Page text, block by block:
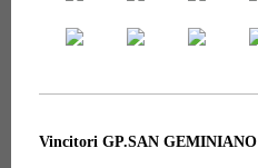
Vincitori GP.SAN GEMINIANO